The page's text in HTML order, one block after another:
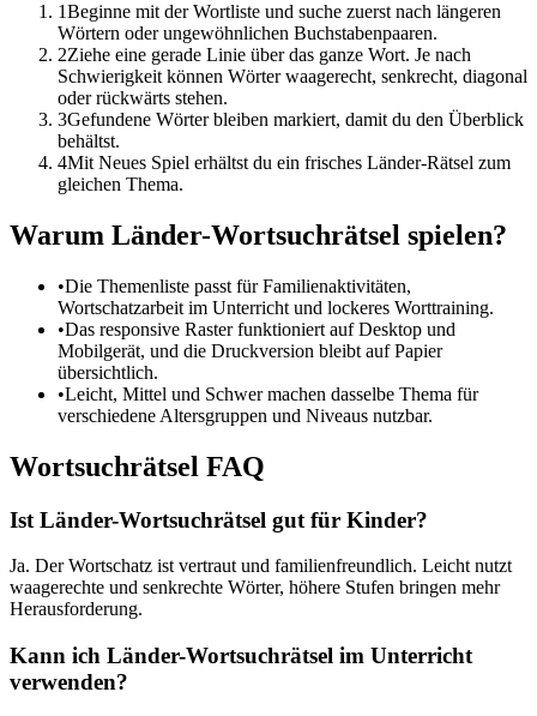
1Beginne mit der Wortliste und suche zuerst nach längeren
Wörtern oder ungewöhnlichen Buchstabenpaaren.
2Ziehe eine gerade Linie über das ganze Wort. Je nach
Schwierigkeit können Wörter waagerecht, senkrecht, diagonal
oder rückwärts stehen.
3Gefundene Wörter bleiben markiert, damit du den Überblick
behältst.
4Mit Neues Spiel erhältst du ein frisches Länder-Rätsel zum
gleichen Thema.
Warum Länder-Wortsuchrätsel spielen?
•Die Themenliste passt für Familienaktivitäten,
Wortschatzarbeit im Unterricht und lockeres Worttraining.
•Das responsive Raster funktioniert auf Desktop und
Mobilgerät, und die Druckversion bleibt auf Papier
übersichtlich.
•Leicht, Mittel und Schwer machen dasselbe Thema für
verschiedene Altersgruppen und Niveaus nutzbar.
Wortsuchrätsel FAQ
Ist Länder-Wortsuchrätsel gut für Kinder?
Ja. Der Wortschatz ist vertraut und familienfreundlich. Leicht nutzt
waagerechte und senkrechte Wörter, höhere Stufen bringen mehr
Herausforderung.
Kann ich Länder-Wortsuchrätsel im Unterricht
verwenden?